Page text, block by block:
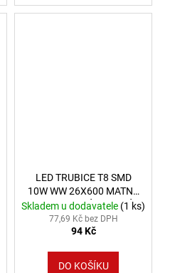
LED TRUBICE T8 SMD
10W WW 26X600 MATNÁ
1 STRANA VÝKONOVÉ
SPEKTRUM
Skladem u dodavatele (1 ks)
77,69 Kč bez DPH
94 Kč
DO KOŠÍKU